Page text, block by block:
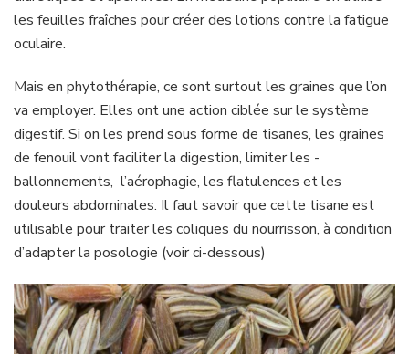
les feuilles fraîches pour créer des lotions contre la fatigue
oculaire.
Mais en phytothérapie, ce sont surtout les graines que l’on
va employer. Elles ont une action ciblée sur le système
digestif. Si on les prend sous forme de tisanes, les graines
de fenouil vont faciliter la digestion, limiter les ­
ballonnements, ­ l’aérophagie, les flatulences et les
douleurs ­abdominales. Il faut savoir que cette tisane est
utilisable pour traiter les coliques du nourrisson, à condition
d’adapter la posologie (voir ci-dessous)